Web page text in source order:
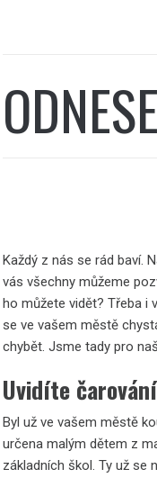
Každý z nás se rád baví.
vás všechny můžeme
ho můžete vidět? Třeba i
se ve vašem městě
chybět. Jsme tady pro
Uvidíte
Byl už ve vašem městě
určena malým dětem z
základních škol. Ty už se